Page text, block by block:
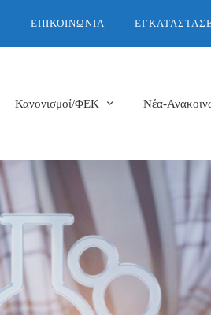
ΕΠΙΚΟΙΝΩΝΊΑ
Κανονισμοί/ΦΕΚ Νέα-